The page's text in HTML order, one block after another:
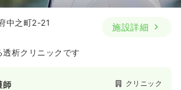
中之町2-21 施設詳細
析クリニックです
師 クリニック